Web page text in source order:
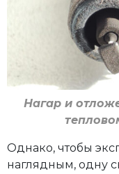
Нагар и
Однако, чтобы
наглядным, одну